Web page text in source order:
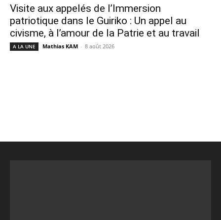
Visite aux appelés de l’Immersion
patriotique dans le Guiriko : Un appel au
civisme, à l’amour de la Patrie et au travail
A LA UNE Mathias KAM - 8 août 2026